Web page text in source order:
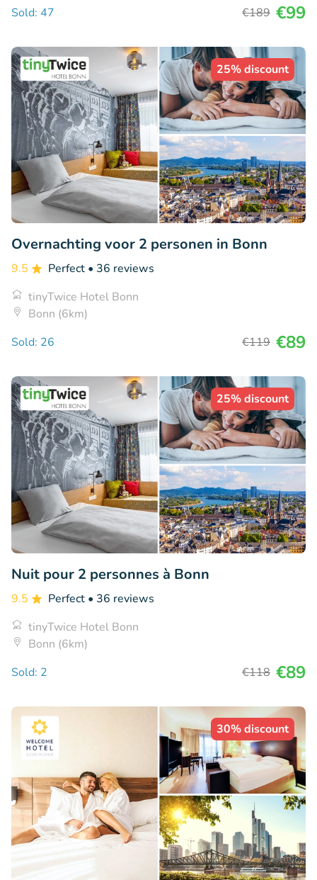
Sold: 47
€189 €99
25% discount
Overnachting voor 2 personen in Bonn
9.5 Perfect • 36 reviews
tinyTwice Hotel Bonn
Bonn (6km)
Sold: 26
€119 €89
25% discount
Nuit pour 2 personnes à Bonn
9.5 Perfect • 36 reviews
tinyTwice Hotel Bonn
Bonn (6km)
Sold: 2
€118 €89
30% discount